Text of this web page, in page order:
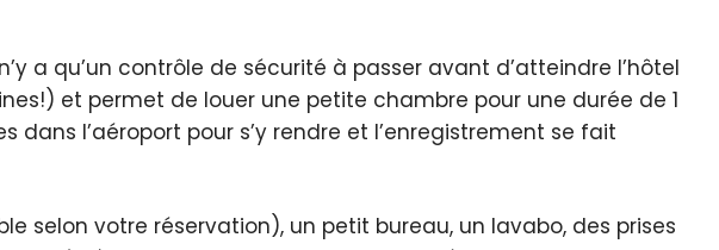
a qu’un contrôle de sécurité à passer avant d’atteindre l’hôtel
et permet de louer une petite chambre pour une durée de 1
dans l’aéroport pour s’y rendre et l’enregistrement se fait
selon votre réservation), un petit bureau, un lavabo, des prises